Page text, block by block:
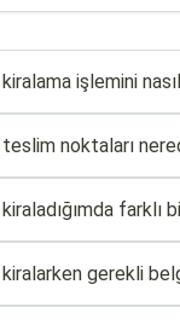
işlemini
noktaları
farklı
gerekli